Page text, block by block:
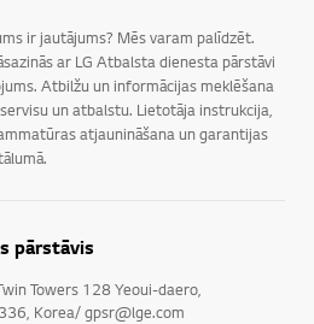
ir jautājums? Mēs varam palīdzēt.
ar LG Atbalsta dienesta pārstāvi
Atbilžu un informācijas meklēšana
un atbalstu. Lietotāja instrukcija,
atjaunināšana un garantijas
pārstāvis
Towers 128 Yeoui-daero,
Korea/ gpsr@lge.com